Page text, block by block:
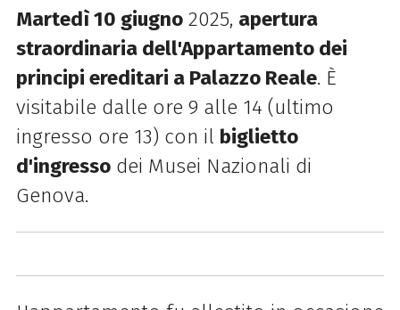
Martedì 10 giugno2025, apertura
straordinaria dell'Appartamento dei
principi ereditari a Palazzo Reale. È
visitabile dalle ore 9 alle 14 (ultimo
ingresso ore 13) con il biglietto
d'ingressodei Musei Nazionali di
Genova.